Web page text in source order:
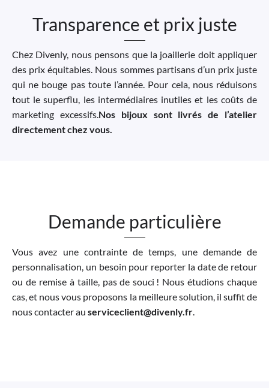
Transparence et prix juste
Chez Divenly, nous pensons que la joaillerie doit appliquer
des prix équitables. Nous sommes partisans d’un prix juste
qui ne bouge pas toute l’année. Pour cela, nous réduisons
tout le superflu, les intermédiaires inutiles et les coûts de
marketing excessifs. Nos bijoux sont livrés de l’atelier
directement chez vous.
Demande particulière
Vous avez une contrainte de temps, une demande de
personnalisation, un besoin pour reporter la date de retour
ou de remise à taille, pas de souci ! Nous étudions chaque
cas, et nous vous proposons la meilleure solution, il suffit de
nous contacter au serviceclient@divenly.fr.